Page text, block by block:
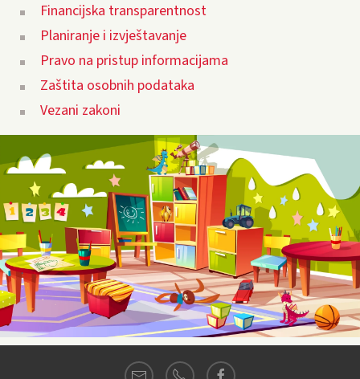
Financijska transparentnost
Planiranje i izvještavanje
Pravo na pristup informacijama
Zaštita osobnih podataka
Vezani zakoni